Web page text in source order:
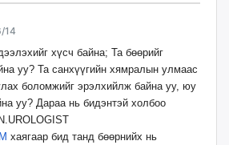
14
хүсч байна; Та бөөрийг
уу? Та санхүүгийн хямралын улмаас
боломжийг эрэлхийлж байна уу, юу
уу? Дараа нь бидэнтэй холбоо
хаягаар бид танд бөөрнийх нь